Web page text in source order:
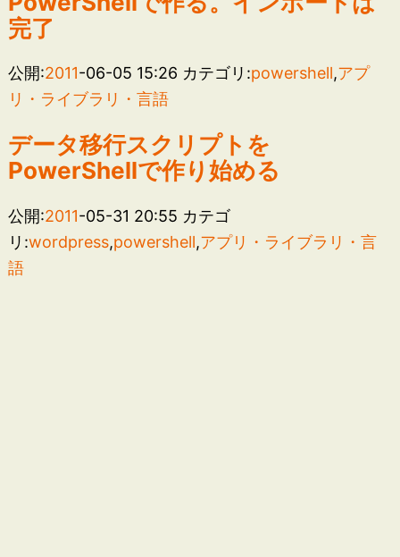
完了
公開:2011-06-05 15:26 カテゴリ:powershell,アプ
リ・ライブラリ・言語
データ移行スクリプトを
PowerShellで作り始める
公開:2011-05-31 20:55 カテゴ
リ:wordpress,powershell,アプリ・ライブラリ・言
語